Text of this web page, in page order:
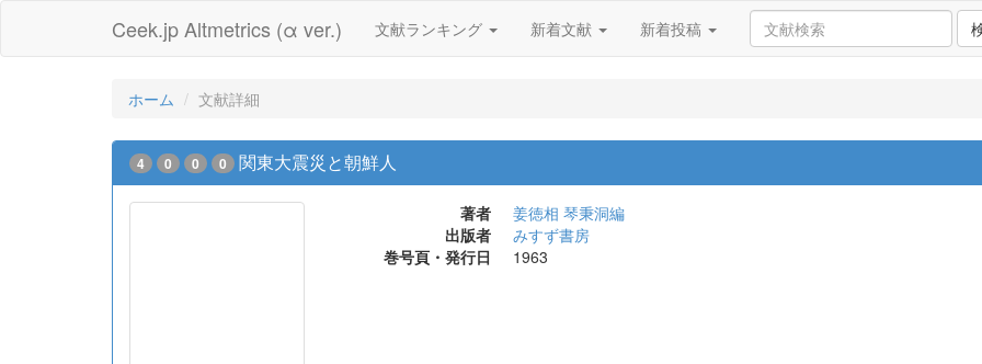
Ceek.jp Altmetrics (α ver.) 文献ランキング 新着文献 新着投稿
ホーム 文献詳細
4 0 0 0 関東大震災と朝鮮人
著者
姜徳相 琴秉洞編
出版者
みすず書房
巻号頁・発行日
1963